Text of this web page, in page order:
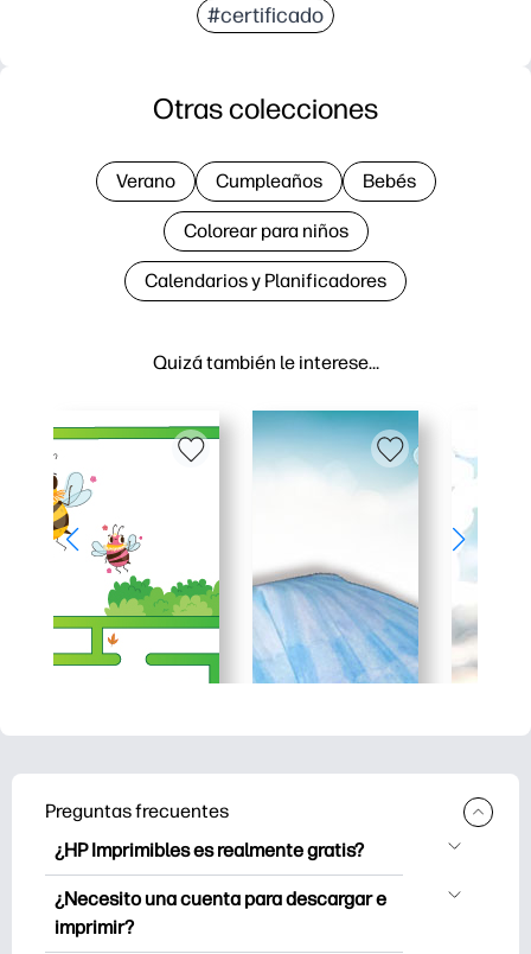
#certificado
Quizá también le interese…
Otras colecciones
Verano Cumpleaños Bebés
Colorear para niños
Calendarios y Planificadores
Preguntas frecuentes
¿HP Imprimibles es realmente gratis?
HP Printables ofrece más de 2.500
imprimibles gratuitos para descargar e
imprimir. Explora páginas para colorear
¿Necesito una cuenta para descargar e
imprimir?